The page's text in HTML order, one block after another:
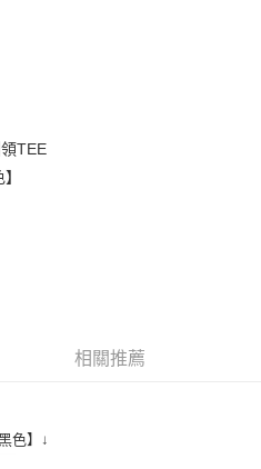
付款」的支付方式。 讓您購物簡單
款。
TEE
相關推薦
色】↓